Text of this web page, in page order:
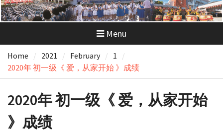
Menu
Home 2021 February
1
2020年 初一级《 爱，从家开始 》成绩
2020年 初一级《 爱，从家开始
》成绩